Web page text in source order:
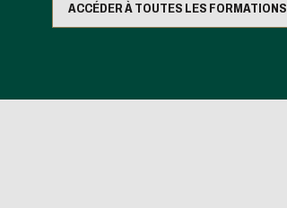
ACCÉDER À TOUTES LES FORMATIONS